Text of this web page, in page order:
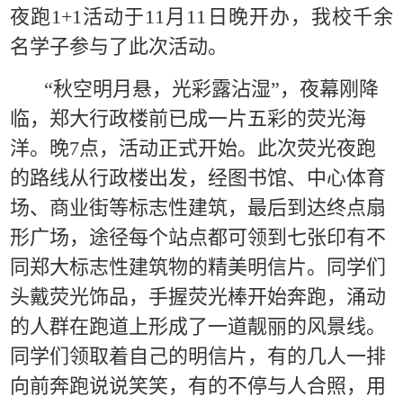
夜跑1+1活动于11月11日晚开办 ， 我校千余
名学子参与了此次活动。
“秋空明月悬，光彩露沾湿”，夜幕刚降
临， 郑大行政楼前已成一片五彩的荧光海
洋。晚7点，活动正式开始。此次荧光夜跑
的路线从行政楼出发，经图书馆、中心体育
场、商业街等标志性建筑，最后到达终点扇
形广场， 途径每个站点都可领到 七张印有不
同郑大标志性建筑物的精美明信片。
同学们
头戴荧光饰品，手握荧光棒开始奔跑， 涌动
的人群在跑道上形成了一道靓丽的风景线。
同学们领取着自己的明信片，有的几人一排
向前奔跑说说笑笑，有的不停与人合照， 用